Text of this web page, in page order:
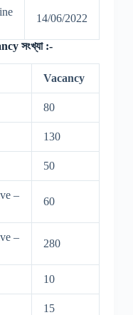
14/06/2022
সংখ্যা :-
Vacancy
80
130
50
–
60
–
280
10
15